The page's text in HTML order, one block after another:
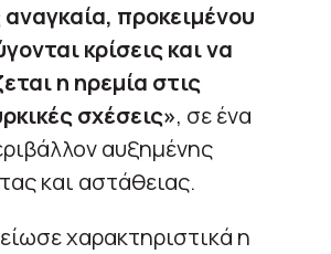
προκειμένου
κρίσεις και να
η ηρεμία στις
σχέσεις», σε ένα
αυξημένης
και αστάθειας.
χαρακτηριστικά η